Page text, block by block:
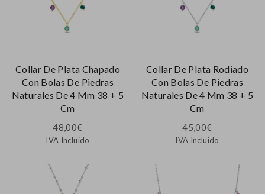
Collar De Plata Chapado
Con Bolas De Piedras
Naturales De 4 Mm 38 + 5
Cm
48,00€
IVA Incluido
Collar De Plata Rodiado
Con Bolas De Piedras
Naturales De 4 Mm 38 + 5
Cm
45,00€
IVA Incluido